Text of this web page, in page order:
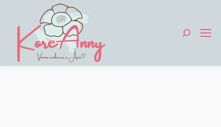
Search: